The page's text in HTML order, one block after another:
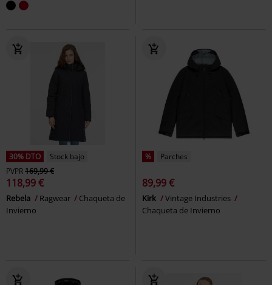
30% DTO
Stock bajo
PVPR169,99 €
118,99 €
Rebela Ragwear
Chaqueta de
Invierno
% Parches
89,99 €
Kirk
Vintage Industries
Chaqueta de Invierno